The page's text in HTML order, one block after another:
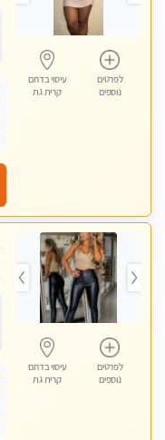
לפרטים
נוספים
עיסוי בדרום
קרית גת
לפרטים
נוספים
עיסוי בדרום
קרית גת